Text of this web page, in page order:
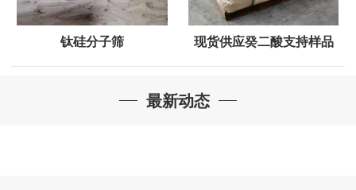
钛硅分子筛 现货供应癸二酸支持样品
最新动态